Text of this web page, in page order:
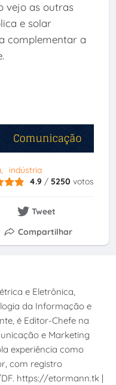
vejo as outras
e solar
complementar a
indústria
4.9 /5250 votos
Tweet
Compartilhar
e Eletrônica,
da Informação e
é Editor-Chefe na
e Marketing
experiência como
com registro
https://etormann.tk |